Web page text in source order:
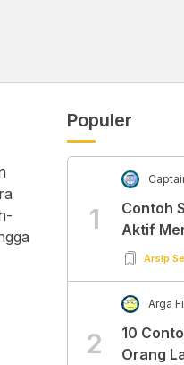
Populer
1
Contoh
Aktif
Arsip
2
Arga
10
Orang